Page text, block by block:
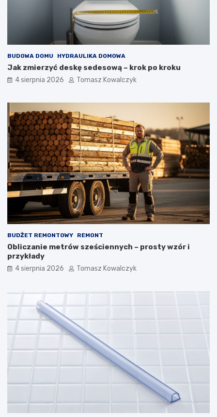
BUDOWA DOMU HYDRAULIKA DOMOWA
Jak zmierzyć deskę sedesową – krok po kroku
4 sierpnia 2026 Tomasz Kowalczyk
BUDŻET REMONTOWY REMONT
Obliczanie metrów sześciennych – prosty wzór i
przykłady
4 sierpnia 2026 Tomasz Kowalczyk